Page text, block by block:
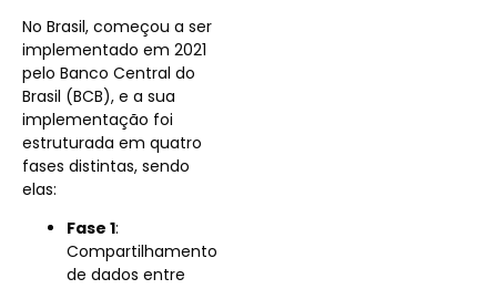
No Brasil, começou a ser
implementado em 2021
pelo Banco Central do
Brasil (BCB), e a sua
implementação foi
estruturada em quatro
fases distintas, sendo
elas:
Fase 1:
Compartilhamento
de dados entre